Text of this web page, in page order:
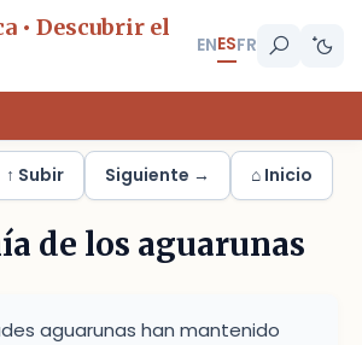
• Descubrir el
ENESFR
↑ Subir Siguiente → ⌂ Inicio
de los aguarunas
aguarunas han mantenido